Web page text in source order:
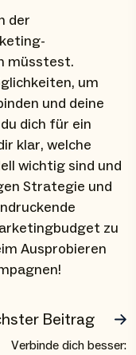
der
müsstest.
um
und deine
dich für ein
klar, welche
wichtig sind und
Strategie und
zu
Ausprobieren
Beitrag
Verbinde dich besser: